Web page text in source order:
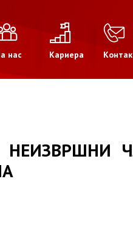
нас Кариера
НЕИЗВРШНИ